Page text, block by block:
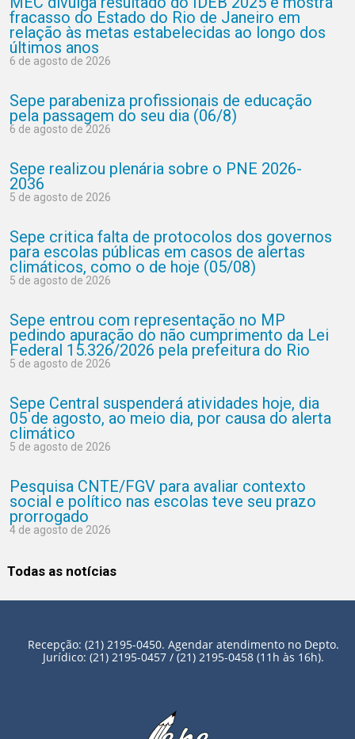
fracasso do Estado do Rio de Janeiro em
relação às metas estabelecidas ao longo dos
últimos anos
6 de agosto de 2026
Sepe parabeniza profissionais de educação
pela passagem do seu dia (06/8)
6 de agosto de 2026
Sepe realizou plenária sobre o PNE 2026-
2036
5 de agosto de 2026
Sepe critica falta de protocolos dos governos
para escolas públicas em casos de alertas
climáticos, como o de hoje (05/08)
5 de agosto de 2026
Sepe entrou com representação no MP
pedindo apuração do não cumprimento da Lei
Federal 15.326/2026 pela prefeitura do Rio
5 de agosto de 2026
Sepe Central suspenderá atividades hoje, dia
05 de agosto, ao meio dia, por causa do alerta
climático
5 de agosto de 2026
Pesquisa CNTE/FGV para avaliar contexto
social e político nas escolas teve seu prazo
prorrogado
4 de agosto de 2026
Todas as notícias
Recepção: (21) 2195-0450. Agendar atendimento no Depto.
Jurídico: (21) 2195-0457 / (21) 2195-0458 (11h às 16h).